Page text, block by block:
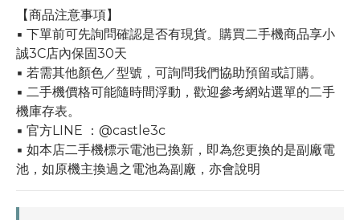
【商品注意事項】
▪ 下單前可先詢問確認是否有現貨。購買二手機商品享小
誠3C店內保固30天
▪ 若需其他顏色／型號，可詢問我們協助預留或訂購。
▪ 二手機價格可能隨時間浮動，歡迎參考網站選單的二手
機庫存表。
▪ 官方LINE ：@castle3c
▪ 如本店二手機標示電池已換新，即為您更換的是副廠電
池，如原機主換過之電池為副廠，亦會說明